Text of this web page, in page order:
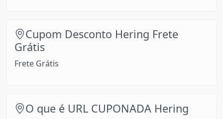
Cupom Desconto Hering Frete
Grátis
Frete Grátis
O que é URL CUPONADA Hering